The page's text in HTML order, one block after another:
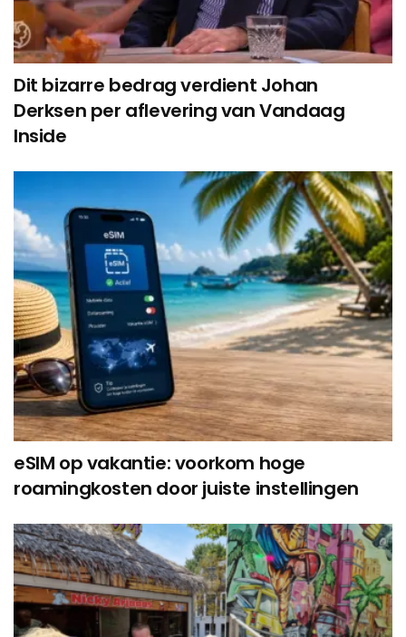
Dit bizarre bedrag verdient Johan
Derksen per aflevering van Vandaag
Inside
eSIM op vakantie: voorkom hoge
roamingkosten door juiste instellingen